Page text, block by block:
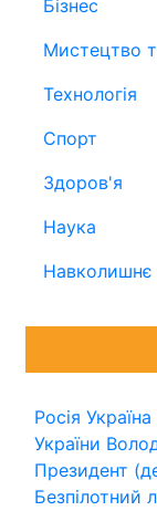
Бізнес
Мистецтво
Технологія
Спорт
Здоров'я
Наука
Росія Україна
України
Президент
Безпілотний